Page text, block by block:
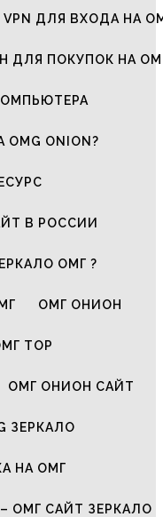
VPN ДЛЯ ВХОДА НА
ДЛЯ ПОКУПОК НА
ONION?
В РОССИИ
ОМГ ?
ОМГ ОНИОН
ТОР
ОМГ ОНИОН САЙТ
ЗЕРКАЛО
НА ОМГ
ОМГ САЙТ ЗЕРКАЛО